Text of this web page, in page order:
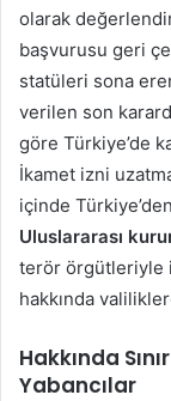
olarak
başvurusu geri
statüleri sona
verilen son
göre Türkiye’de
İkamet izni
içinde
Uluslararası
terör örgütleriyle
hakkında
Hakkında
Yabancılar